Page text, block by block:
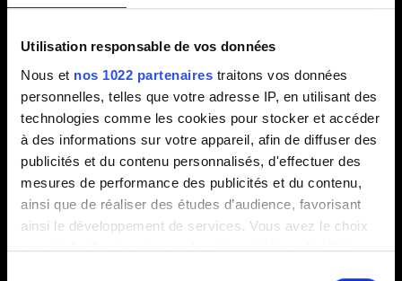
Utilisation responsable de vos données
Nous et nos 1022 partenaires traitons vos données
personnelles, telles que votre adresse IP, en utilisant des
technologies comme les cookies pour stocker et accéder
à des informations sur votre appareil, afin de diffuser des
publicités et du contenu personnalisés, d'effectuer des
mesures de performance des publicités et du contenu,
ainsi que de réaliser des études d’audience, favorisant
ainsi le développement de services. Vous avez le choix
quant à l'utilisation de vos données et à leurs finalités.
Journey initially got released when the Journeys hit the
game for the first time, after the Journeys ended, the
contracts got disabled.
The contracts got re-enabled on July 19th 2022 and the
progress continues since then. Quests completed after
the Infinite Journey release, before re-introduction of
those contracts, are not counted by design.